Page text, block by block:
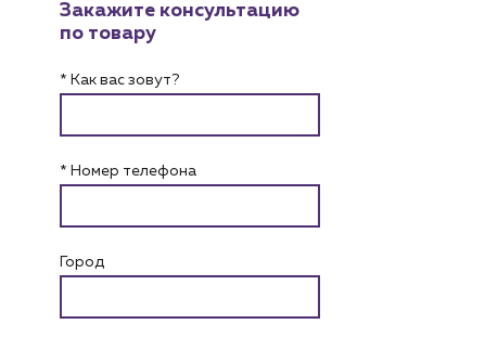
Закажите консультацию
по товару
* Как вас зовут?
* Номер телефона
Город